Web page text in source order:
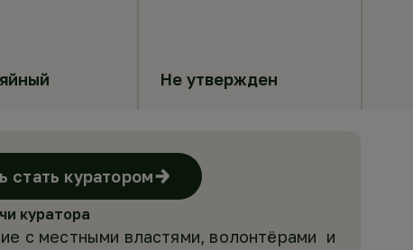
Не утвержден
куратором
куратора
с местными властями, волонтёрами и